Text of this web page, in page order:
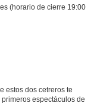
(horario de cierre 19:00
estos dos cetreros te
espectáculos de